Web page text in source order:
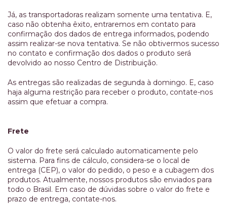
Já, as transportadoras realizam somente uma tentativa. E,
caso não obtenha êxito, entraremos em contato para
confirmação dos dados de entrega informados, podendo
assim realizar-se nova tentativa. Se não obtivermos sucesso
no contato e confirmação dos dados o produto será
devolvido ao nosso Centro de Distribuição.
As entregas são realizadas de segunda à domingo. E, caso
haja alguma restrição para receber o produto, contate-nos
assim que efetuar a compra.
Frete
O valor do frete será calculado automaticamente pelo
sistema. Para fins de cálculo, considera-se o local de
entrega (CEP), o valor do pedido, o peso e a cubagem dos
produtos. Atualmente, nossos produtos são enviados para
todo o Brasil. Em caso de dúvidas sobre o valor do frete e
prazo de entrega, contate-nos.